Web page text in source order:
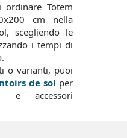
ordinare Totem
cm nella
scegliendo le
i tempi di
o varianti, puoi
de sol per
e accessori